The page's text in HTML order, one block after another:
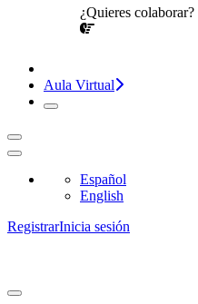
¿Quieres colaborar?
Aula Virtual
Español
English
RegistrarInicia sesión